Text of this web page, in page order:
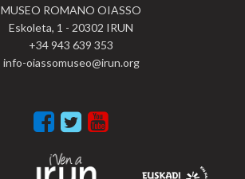
MUSEO ROMANO OIASSO
Eskoleta, 1 - 20302 IRUN
+34 943 639 353
info-oiassomuseo@irun.org